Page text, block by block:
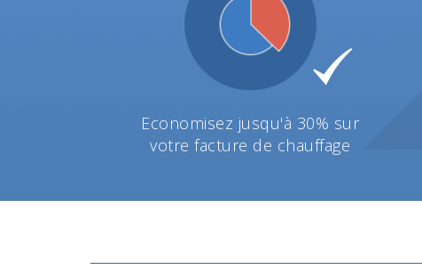
Economisez jusqu'à 30% sur
votre facture de chauffage